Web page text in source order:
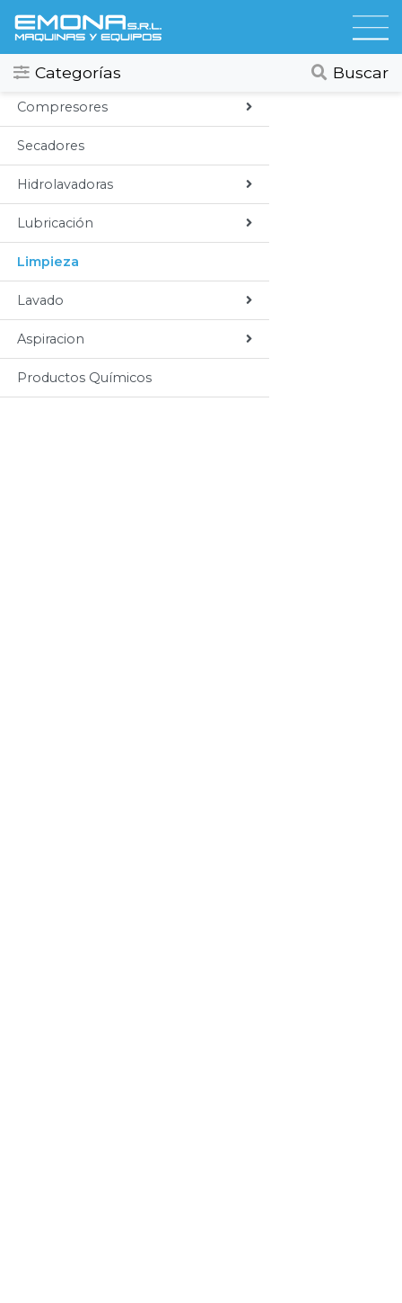
Categorías Buscar
Categorias
Todos
Compresores
Secadores
Hidrolavadoras
Lubricación
Limpieza
Lavado
Aspiracion
Productos Químicos